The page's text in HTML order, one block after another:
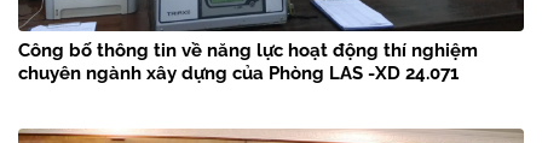
Công bố thông tin về năng lực hoạt động thí nghiệm
chuyên ngành xây dựng của Phòng LAS -XD 24.071